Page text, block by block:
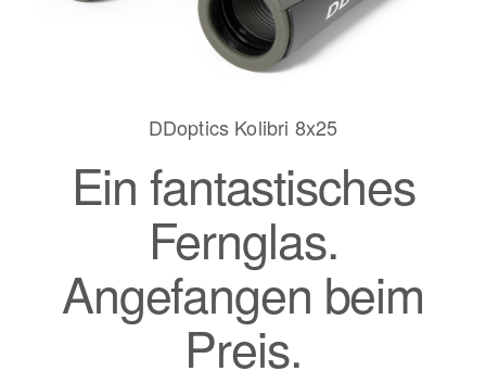
DDoptics Kolibri 8x25
Ein fantastisches
Fernglas.
Angefangen beim
Preis.